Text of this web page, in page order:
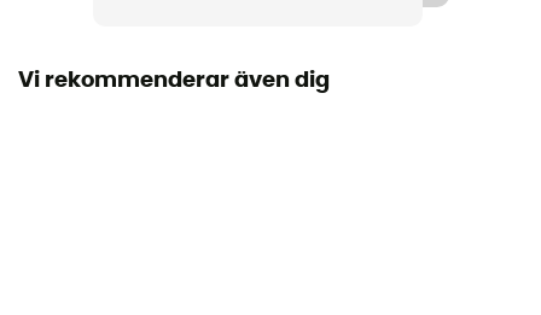
20% Mythlan, 2% elastane
Vi rekommenderar även dig